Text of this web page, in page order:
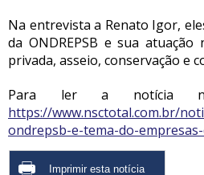
Na entrevista a Renato Igor,
da ONDREPSB e sua atuação
privada, asseio, conservação e
Para ler a notícia na
https://www.nsctotal.com.br/
ondrepsb-e-tema-do-